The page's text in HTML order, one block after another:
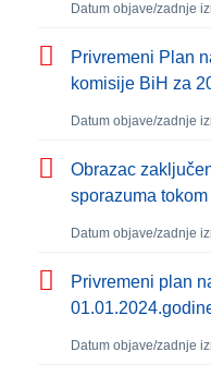
Datum objave/zadnje
Privremeni Plan
komisije BiH za
Datum objave/zadnje
Obrazac
sporazuma
Datum objave/zadnje
Privremeni plan
Datum objave/zadnje